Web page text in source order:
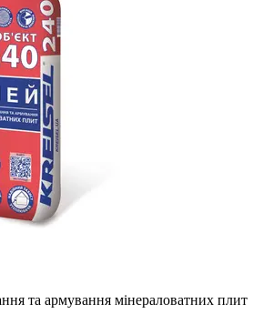
та армування мінераловатних плит